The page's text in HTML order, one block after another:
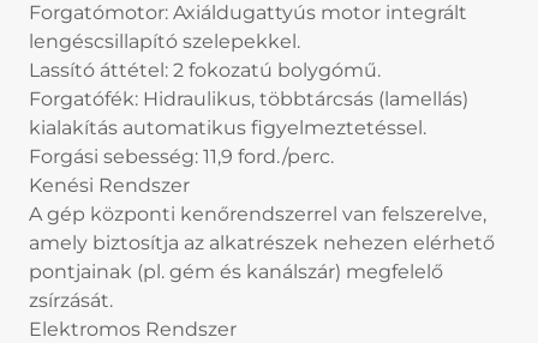
Forgatómotor: Axiáldugattyús motor integrált
lengéscsillapító szelepekkel.
Lassító áttétel: 2 fokozatú bolygómű.
Forgatófék: Hidraulikus, többtárcsás (lamellás)
kialakítás automatikus figyelmeztetéssel.
Forgási sebesség: 11,9 ford./perc.
Kenési Rendszer
A gép központi kenőrendszerrel van felszerelve,
amely biztosítja az alkatrészek nehezen elérhető
pontjainak (pl. gém és kanálszár) megfelelő
zsírzását.
Elektromos Rendszer